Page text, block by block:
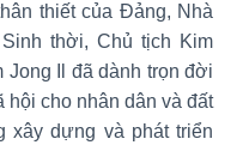
thiết của Đảng, Nhà
thời, Chủ tịch Kim
Jong Il đã dành trọn đời
hội cho nhân dân và đất
xây dựng và phát triển